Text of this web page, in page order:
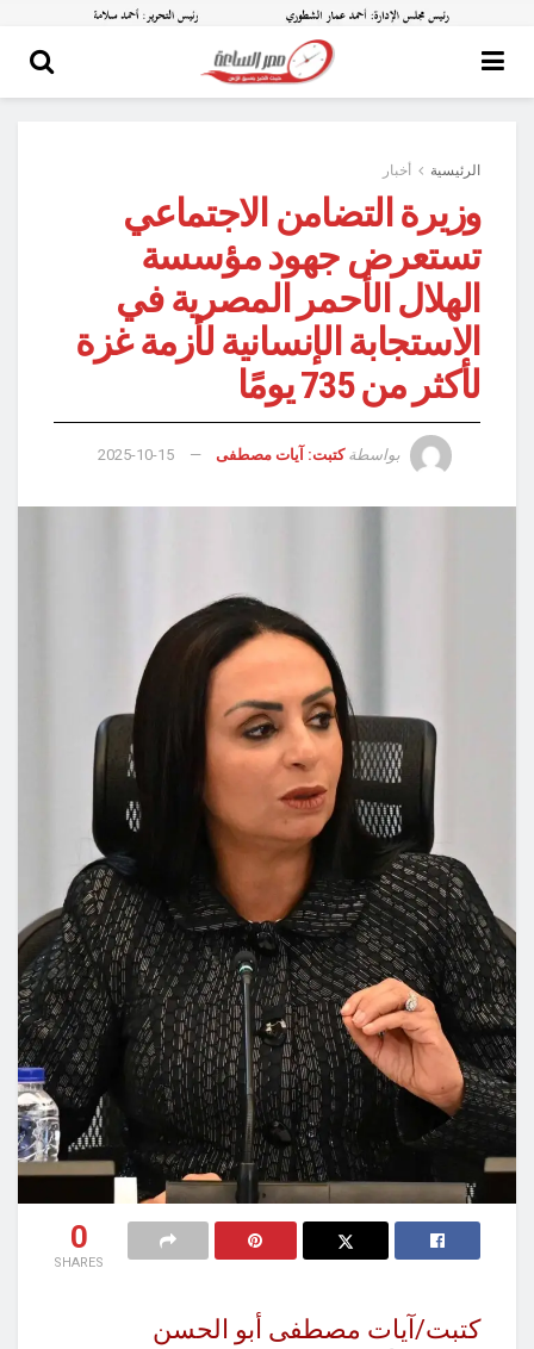
الرئيسية أخبار
وزيرة التضامن الاجتماعي
تستعرض جهود مؤسسة
الهلال الأحمر المصرية في
الاستجابة الإنسانية لأزمة غزة
لأكثر من 735 يومًا
بواسطة كتبت: آيات مصطفى 2025-10-15
0
SHARES
كتبت/آيات مصطفى أبو الحسن